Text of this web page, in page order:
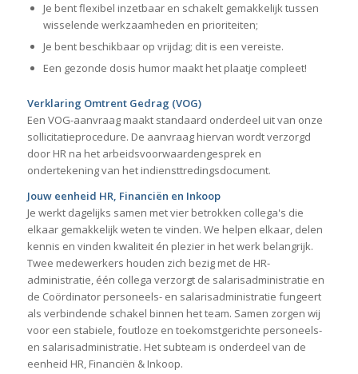
Je bent flexibel inzetbaar en schakelt gemakkelijk tussen
wisselende werkzaamheden en prioriteiten;
Je bent beschikbaar op vrijdag; dit is een vereiste.
Een gezonde dosis humor maakt het plaatje compleet!
Verklaring Omtrent Gedrag (VOG)
Een VOG-aanvraag maakt standaard onderdeel uit van onze
sollicitatieprocedure. De aanvraag hiervan wordt verzorgd
door HR na het arbeidsvoorwaardengesprek en
ondertekening van het indiensttredingsdocument.
Jouw eenheid HR, Financiën en Inkoop
Je werkt dagelijks samen met vier betrokken collega's die
elkaar gemakkelijk weten te vinden. We helpen elkaar, delen
kennis en vinden kwaliteit én plezier in het werk belangrijk.
Twee medewerkers houden zich bezig met de HR-
administratie, één collega verzorgt de salarisadministratie en
de Coördinator personeels- en salarisadministratie fungeert
als verbindende schakel binnen het team. Samen zorgen wij
voor een stabiele, foutloze en toekomstgerichte personeels-
en salarisadministratie. Het subteam is onderdeel van de
eenheid HR, Financiën & Inkoop.